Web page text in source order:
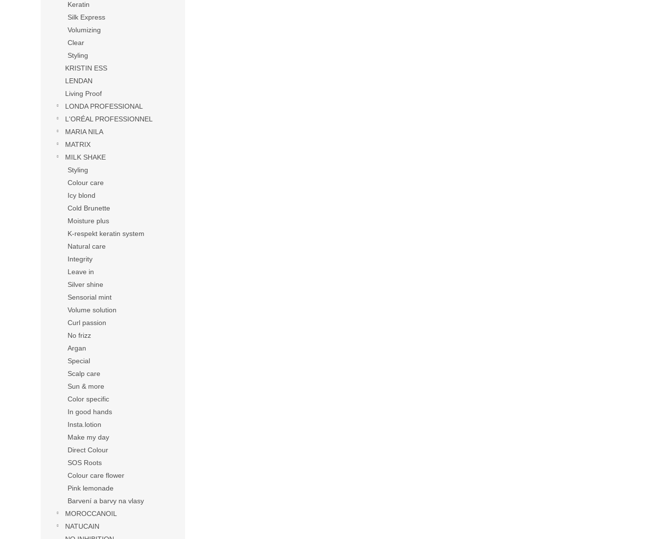
Keratin
Silk Express
Volumizing
Clear
Styling
KRISTIN ESS
LENDAN
Living Proof
LONDA PROFESSIONAL
L'ORÉAL PROFESSIONNEL
MARIA NILA
MATRIX
MILK SHAKE
Styling
Colour care
Icy blond
Cold Brunette
Moisture plus
K-respekt keratin system
Natural care
Integrity
Leave in
Silver shine
Sensorial mint
Volume solution
Curl passion
No frizz
Argan
Special
Scalp care
Sun & more
Color specific
In good hands
Insta.lotion
Make my day
Direct Colour
SOS Roots
Colour care flower
Pink lemonade
Barvení a barvy na vlasy
MOROCCANOIL
NATUCAIN